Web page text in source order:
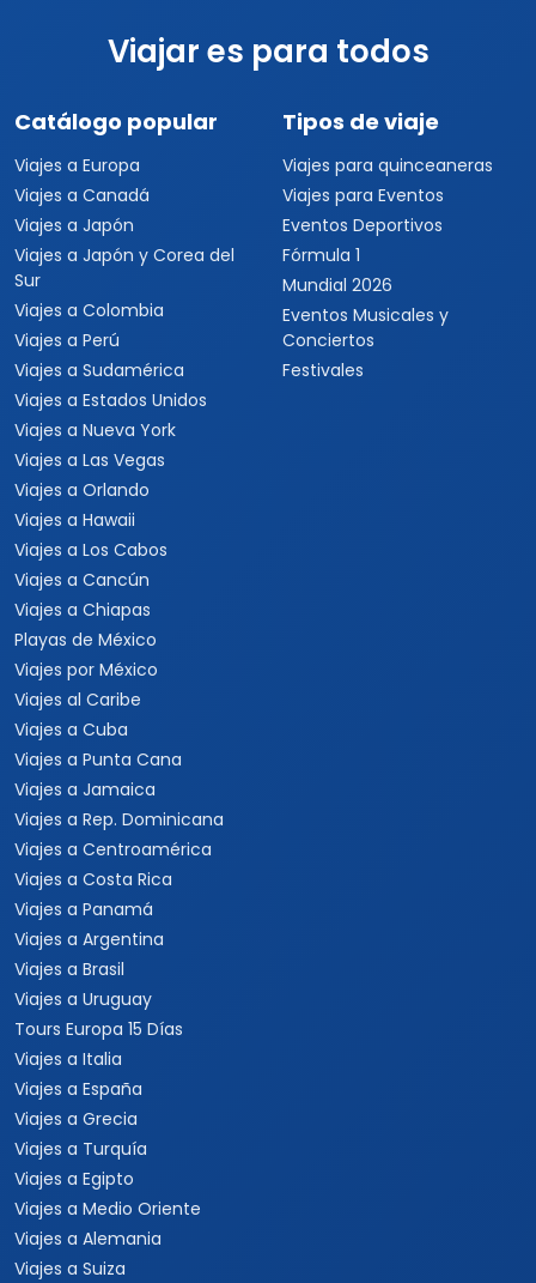
Viajar es para todos
Catálogo popular
Viajes a Europa
Viajes a Canadá
Viajes a Japón
Viajes a Japón y Corea del
Sur
Viajes a Colombia
Viajes a Perú
Viajes a Sudamérica
Viajes a Estados Unidos
Viajes a Nueva York
Viajes a Las Vegas
Viajes a Orlando
Viajes a Hawaii
Viajes a Los Cabos
Viajes a Cancún
Viajes a Chiapas
Playas de México
Viajes por México
Viajes al Caribe
Viajes a Cuba
Viajes a Punta Cana
Viajes a Jamaica
Viajes a Rep. Dominicana
Viajes a Centroamérica
Viajes a Costa Rica
Viajes a Panamá
Viajes a Argentina
Viajes a Brasil
Viajes a Uruguay
Tours Europa 15 Días
Viajes a Italia
Viajes a España
Viajes a Grecia
Viajes a Turquía
Viajes a Egipto
Viajes a Medio Oriente
Viajes a Alemania
Viajes a Suiza
Tipos de viaje
Viajes para quinceaneras
Viajes para Eventos
Eventos Deportivos
Fórmula 1
Mundial 2026
Eventos Musicales y
Conciertos
Festivales